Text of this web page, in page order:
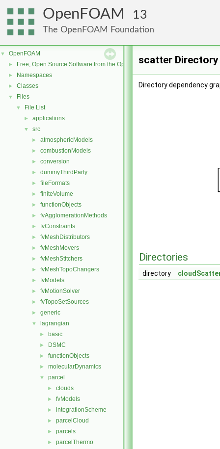
OpenFOAM 13
The OpenFOAM Foundation
▼ OpenFOAM
► Free, Open Source Software from the OpenFOAM Foundation
► Namespaces
► Classes
▼ Files
▼ File List
► applications
▼ src
► atmosphericModels
► combustionModels
► conversion
► dummyThirdParty
► fileFormats
► finiteVolume
► functionObjects
► fvAgglomerationMethods
► fvConstraints
► fvMeshDistributors
► fvMeshMovers
► fvMeshStitchers
► fvMeshTopoChangers
► fvModels
► fvMotionSolver
► fvTopoSetSources
► generic
▼ lagrangian
► basic
► DSMC
► functionObjects
► molecularDynamics
▼ parcel
► clouds
► fvModels
► integrationScheme
► parcelCloud
► parcels
► parcelThermo
scatter Directory
Directory dependency
Directories
directory